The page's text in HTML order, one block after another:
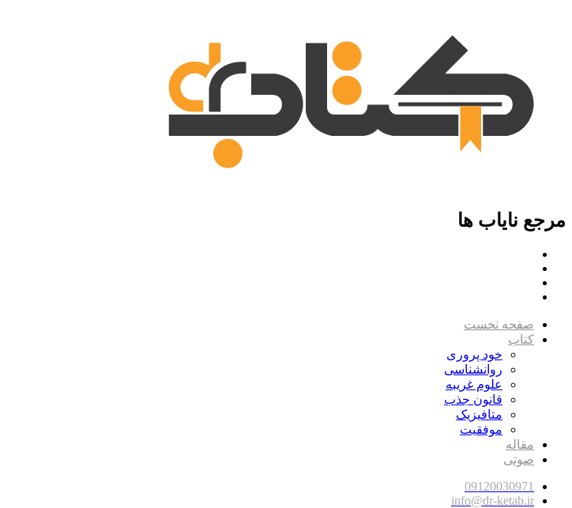
مرجع نایاب ها
صفحه نخست
کتاب
خود پروری
روانشناسی
علوم غریبه
قانون جذب
متافیزیک
موفقیت
مقاله
صوتی
09120030971
info@dr-ketab.ir